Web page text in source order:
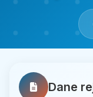
Dane